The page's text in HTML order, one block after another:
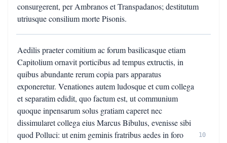
consurgerent, per Ambranos et Transpadanos; destitutum
utriusque consilium morte Pisonis.
Aedilis praeter comitium ac forum basilicasque etiam
Capitolium ornavit porticibus ad tempus extructis, in
quibus abundante rerum copia pars apparatus
exponeretur. Venationes autem ludosque et cum collega
et separatim edidit, quo factum est, ut communium
quoque inpensarum solus gratiam caperet nec
dissimularet collega eius Marcus Bibulus, evenisse sibi
quod Polluci: ut enim geminis fratribus aedes in foro
10